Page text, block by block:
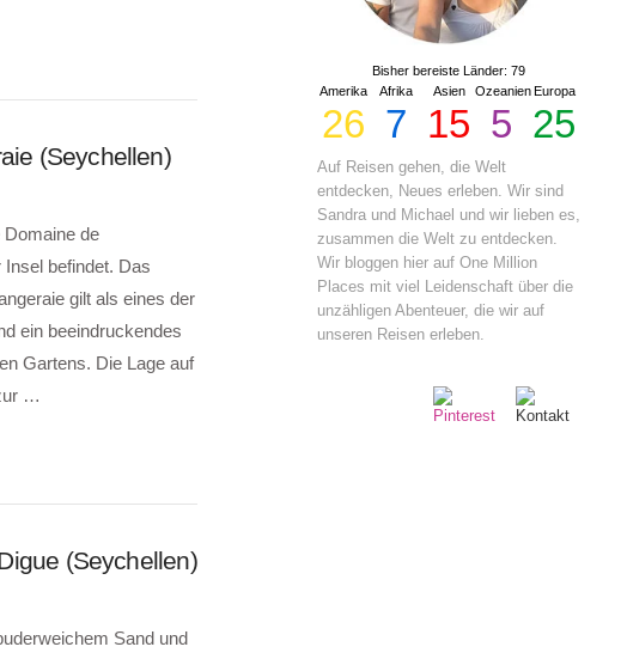
(Seychellen)
de
befindet. Das
gilt als eines der
ein beeindruckendes
Gartens. Die Lage auf
…
(Seychellen)
Sand und
Bisher bereiste Länder: 79
Amerika
26
Afrika
7
Asien
15
Ozeanien
5
Europa
25
Auf Reisen gehen, die Welt
entdecken, Neues erleben. Wir sind
Sandra und Michael und wir lieben es,
zusammen die Welt zu entdecken.
Wir bloggen hier auf One Million
Places mit viel Leidenschaft über die
unzähligen Abenteuer, die wir auf
unseren Reisen erleben.